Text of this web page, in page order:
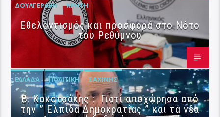
ΔΟΥΛΓΕΡΆΚΗ ΚΡΉΤΗ
Εθελοντισμός και προσφορά στο Νότο
του Ρεθύμνου
ΕΛΛΆΔΑ ΠΟΛΙΤΙΚΉ ΣΑΧΊΝΗΣ
Β. Κοκοτσάκης : Γιατί αποχώρησα από
την ” Ελπίδα Δημοκρατίας ” και τα νέα